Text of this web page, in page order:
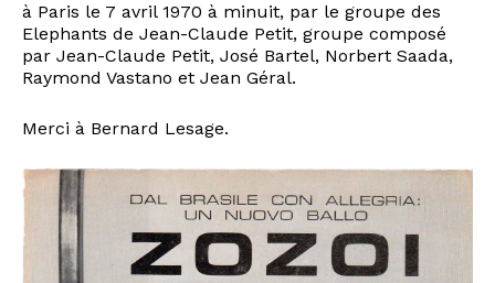
à Paris le 7 avril 1970 à minuit, par le groupe des
Elephants de Jean-Claude Petit, groupe composé
par Jean-Claude Petit, José Bartel, Norbert Saada,
Raymond Vastano et Jean Géral.
Merci à Bernard Lesage.